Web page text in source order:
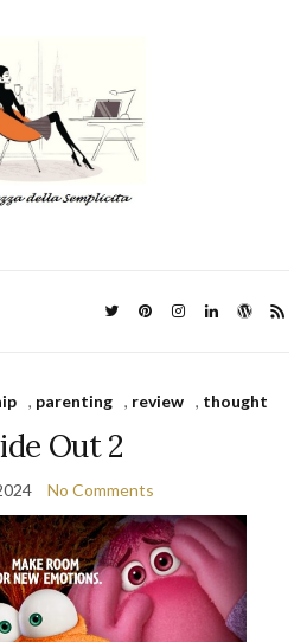
, parenting , review , thought
Out 2
No Comments